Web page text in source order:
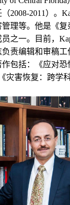
（2008-2011 ）。
理等。他是《
之一。目前，
负责编辑和审稿工
包括：《应对
灾害恢复：跨学